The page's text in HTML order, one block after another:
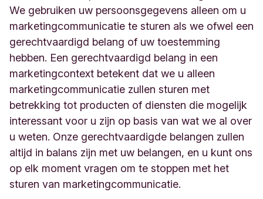
We gebruiken uw persoonsgegevens alleen om u
marketingcommunicatie te sturen als we ofwel een
gerechtvaardigd belang of uw toestemming
hebben. Een gerechtvaardigd belang in een
marketingcontext betekent dat we u alleen
marketingcommunicatie zullen sturen met
betrekking tot producten of diensten die mogelijk
interessant voor u zijn op basis van wat we al over
u weten. Onze gerechtvaardigde belangen zullen
altijd in balans zijn met uw belangen, en u kunt ons
op elk moment vragen om te stoppen met het
sturen van marketingcommunicatie.